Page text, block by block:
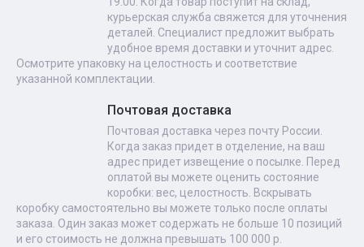
курьерская служба свяжется для уточнения
деталей. Специалист предложит выбрать
удобное время доставки и уточнит адрес.
Осмотрите упаковку на целостность и соответствие
указанной комплектации.
Почтовая доставка
Почтовая доставка через почту России.
Когда заказ придет в отделение, на ваш
адрес придет извещение о посылке. Перед
оплатой вы можете оценить состояние
коробки: вес, целостность. Вскрывать
коробку самостоятельно вы можете только после оплаты
заказа. Один заказ может содержать не больше 10 позиций
и его стоимость не должна превышать 100 000 р.